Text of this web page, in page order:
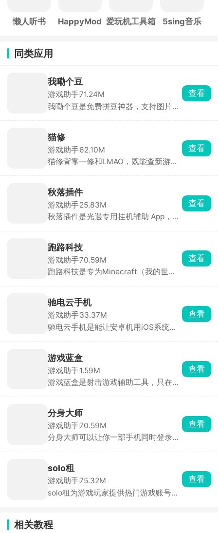
懒人听书 HappyMod 爱玩机工具箱 5sing音乐
同类应用
我嘞个豆
游戏助手71.24M
我嘞个豆是免费拼豆神器，支持图片AI
度、局部放大，大幅降低拼豆难度。可
手绘像素画、自动统计豆子用量、管理
库存。带灵感社区可浏览分享作品，是
拼豆爱好者必备工具。
查看
猫修
游戏助手62.10M
猫修背靠一修和LMAO，既能查新游资
玩家社区，能分享存档、找队友，发帖
攒积分还能抽游戏 KEY。日常找汉化、
查攻略、微调单机用它很方便。
查看
秋落插件
游戏助手25.83M
秋落插件是光遇专用挂机辅助 App，无
火、 爱心、一键托管每日任务。能大幅
节省手动刷图时间，快速积累蜡烛、爱
心、季蜡等资源。
查看
跑路科技
游戏助手70.59M
跑路科技是专为Minecraft（我的世
板，秒建复杂结构。支持自定义皮肤导
入、外观更换、材质预览。还能修改时
间、天气、难度、玩家属性（生命值、
饥饿值等）。
查看
驰电云手机
游戏助手33.37M
驰电云手机是能让安卓机用iOS系统的
本地手机不耗电、不发热、不耗流量。
配置可选，新用户1元就能试。适合想
跨系统玩游戏、需要长时间挂机或多开
养号的人。
查看
游戏蓝盒
游戏助手1.59M
游戏蓝盒是射击游戏辅助工具，只在屏
透明度随便调。还有横竖斜线、圆圈辅
助定位，外加倒计时器记技能CD。
查看
分身大师
游戏助手70.59M
分身大师可以让你一部手机同时登录多
时在线。分身运行稳定，消息接收及
时，官方强调比市面上其他双开软件更
安全。
查看
solo租
游戏助手75.32M
solo租为游戏玩家提供热门游戏账号的
高端账号的需求。支持按小时、按天等
多种租赁模式，用户可根据需求选择短
查看
相关教程